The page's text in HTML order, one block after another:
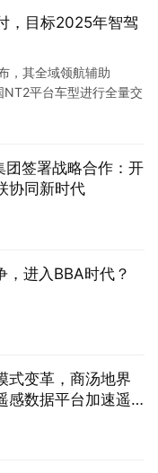
，目标2025年智驾
，其全域领航辅助
平台车型进行全量交
团签署战略合作：开
协同新时代
，进入BBA时代？
式变革，商汤地界
感数据平台加速遥